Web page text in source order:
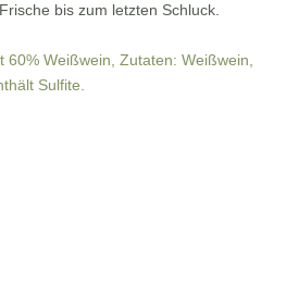
bis zum letzten Schluck.
60% Weißwein, Zutaten: Weißwein,
Sulfite.